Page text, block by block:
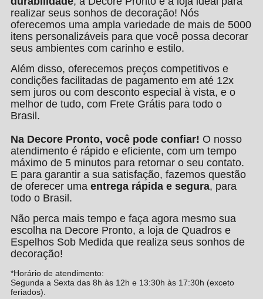
realizar seus sonhos de decoração! Nós
oferecemos uma ampla variedade de mais de 5000
itens personalizáveis para que você possa decorar
seus ambientes com carinho e estilo.
Além disso, oferecemos preços competitivos e
condições facilitadas de pagamento em até 12x
sem juros ou com desconto especial à vista, e o
melhor de tudo, com Frete Grátis para todo o
Brasil.
Na Decore Pronto, você pode confiar! O nosso
atendimento é rápido e eficiente, com um tempo
máximo de 5 minutos para retornar o seu contato.
E para garantir a sua satisfação, fazemos questão
de oferecer uma entrega rápida e segura, para
todo o Brasil.
Não perca mais tempo e faça agora mesmo sua
escolha na Decore Pronto, a loja de Quadros e
Espelhos Sob Medida que realiza seus sonhos de
decoração!
*Horário de atendimento:
Segunda a Sexta das 8h às 12h e 13:30h às 17:30h (exceto
feriados).